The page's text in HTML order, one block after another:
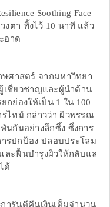
Soothing Face
งตา ทิ้งไว้ 10 นาที แล้ว
อาด
ศาสตร์ จากมหาวิทยา
เชี่ยวชาญและผู้นำด้าน
ย่องให้เป็น 1 ใน 100
ไทม์ กล่าวว่า ผิวพรรณ
นกันอย่างลึกซึ้ง ซึ่งการ
ปกป้อง ปลอบประโลม
ละฟื้นบำรุงผิวให้กลับแล
ด้
ารันตีคืนเงินเต็มจำนวน